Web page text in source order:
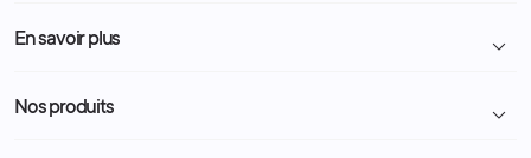
Livraison et retour colis
Demande de devis
En savoir plus 
Programme Fidélité
Nos produits 